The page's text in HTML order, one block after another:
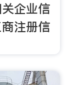
企业信
注册信